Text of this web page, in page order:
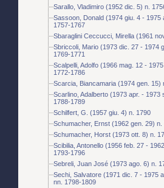
Sarallo, Vladimiro (1952 dic. 5) n.
Sassoon, Donald (1974 giu. 4 - 1975
1757-1767
Sbaraglini Ceccucci, Mirella (1961
Sbriccoli, Mario (1973 dic. 27 - 1974
1769-1771
Scalpelli, Adolfo (1966 mag. 12 - 1975
1772-1786
Scarcia, Biancamaria (1974 gen. 15)
Scarlino, Adalberto (1973 apr. - 1973
1788-1789
Schilfert, G. (1957 giu. 4) n. 1790
Schumacher, Ernst (1962 gen. 29) n.
Schumacher, Horst (1973 ott. 8) n.
Scibilia, Antonello (1956 feb. 27 -
1793-1796
Sebreli, Juan José (1973 ago. 6) n.
Sechi, Salvatore (1971 dic. 7 - 1975
nn. 1798-1809